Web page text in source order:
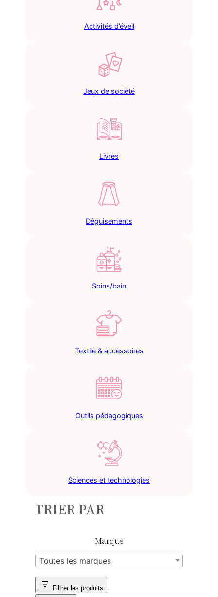
Activités d’éveil
Jeux de société
Livres
Déguisements
Soins/bain
Textile & accessoires
Outils pédagogiques
Sciences et technologies
TRIER PAR
Marque
Toutes les marques
Filtrer les produits